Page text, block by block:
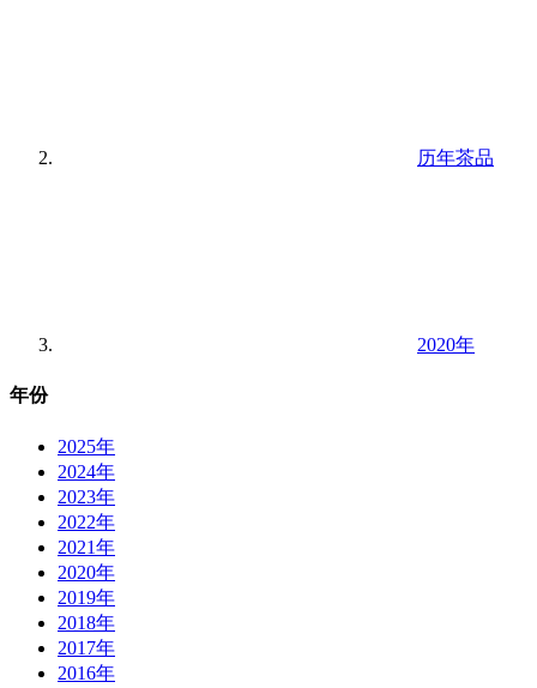
历年茶品
2020年
年份
2025年
2024年
2023年
2022年
2021年
2020年
2019年
2018年
2017年
2016年